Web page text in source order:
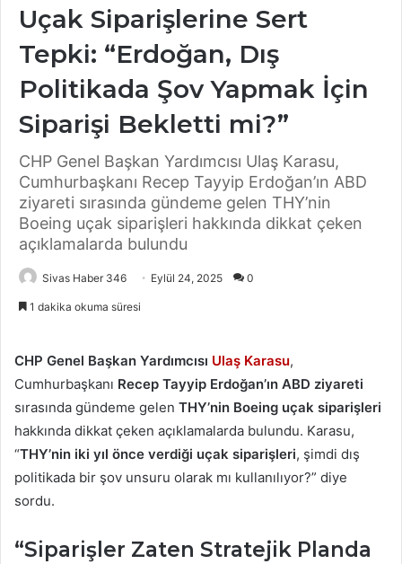
Uçak Siparişlerine Sert
Tepki: “Erdoğan, Dış
Politikada Şov Yapmak İçin
Siparişi Bekletti mi?”
CHP Genel Başkan Yardımcısı Ulaş Karasu,
Cumhurbaşkanı Recep Tayyip Erdoğan’ın ABD
ziyareti sırasında gündeme gelen THY’nin
Boeing uçak siparişleri hakkında dikkat çeken
açıklamalarda bulundu
Sivas Haber 346 Eylül 24, 2025 0
1 dakika okuma süresi
CHP Genel Başkan Yardımcısı Ulaş Karasu,
Cumhurbaşkanı Recep Tayyip Erdoğan’ın ABD ziyareti
sırasında gündeme gelen THY’nin Boeing uçak siparişleri
hakkında dikkat çeken açıklamalarda bulundu. Karasu,
“THY’nin iki yıl önce verdiği uçak siparişleri, şimdi dış
politikada bir şov unsuru olarak mı kullanılıyor?” diye
sordu.
“Siparişler Zaten Stratejik Planda